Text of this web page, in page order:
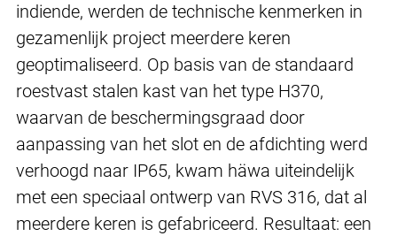
indiende, werden de technische kenmerken in
gezamenlijk project meerdere keren
geoptimaliseerd. Op basis van de standaard
roestvast stalen kast van het type H370,
waarvan de beschermingsgraad door
aanpassing van het slot en de afdichting werd
verhoogd naar IP65, kwam häwa uiteindelijk
met een speciaal ontwerp van RVS 316, dat al
meerdere keren is gefabriceerd. Resultaat: een